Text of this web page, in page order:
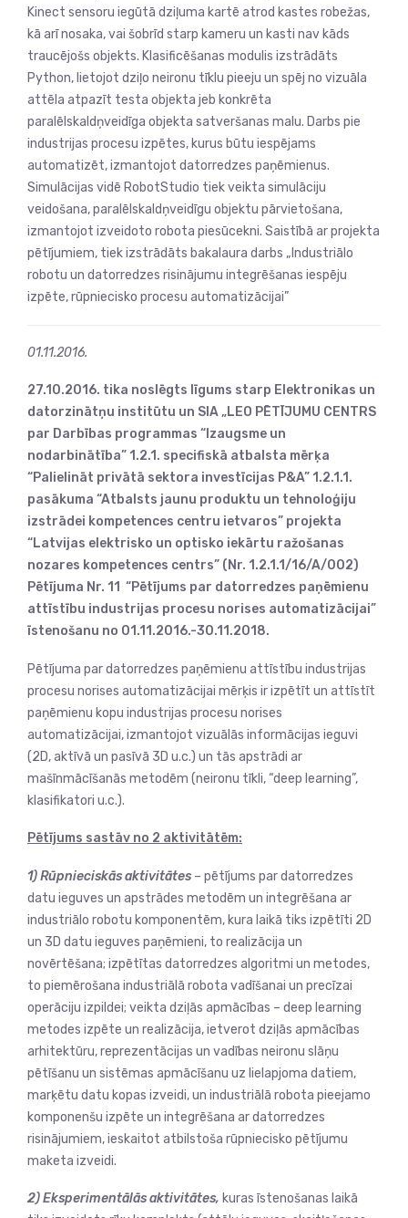
Kinect sensoru iegūtā dziļuma kartē atrod kastes robežas,
kā arī nosaka, vai šobrīd starp kameru un kasti nav kāds
traucējošs objekts. Klasificēšanas modulis izstrādāts
Python, lietojot dziļo neironu tīklu pieeju un spēj no vizuāla
attēla atpazīt testa objekta jeb konkrēta
paralēlskaldņveidīga objekta satveršanas malu. Darbs pie
industrijas procesu izpētes, kurus būtu iespējams
automatizēt, izmantojot datorredzes paņēmienus.
Simulācijas vidē RobotStudio tiek veikta simulāciju
veidošana, paralēlskaldņveidīgu objektu pārvietošana,
izmantojot izveidoto robota piesūcekni. Saistībā ar projekta
pētījumiem, tiek izstrādāts bakalaura darbs „Industriālo
robotu un datorredzes risinājumu integrēšanas iespēju
izpēte, rūpniecisko procesu automatizācijai”
01.11.2016.
27.10.2016. tika noslēgts līgums starp Elektronikas un
datorzinātņu institūtu un SIA „LEO PĒTĪJUMU CENTRS
par Darbības programmas “Izaugsme un
nodarbinātība” 1.2.1. specifiskā atbalsta mērķa
“Palielināt privātā sektora investīcijas P&A” 1.2.1.1.
pasākuma “Atbalsts jaunu produktu un tehnoloģiju
izstrādei kompetences centru ietvaros” projekta
“Latvijas elektrisko un optisko iekārtu ražošanas
nozares kompetences centrs” (Nr. 1.2.1.1/16/A/002)
Pētījuma Nr. 11 “Pētījums par datorredzes paņēmienu
attīstību industrijas procesu norises automatizācijai”
īstenošanu no 01.11.2016.-30.11.2018.
Pētījuma par datorredzes paņēmienu attīstību industrijas
procesu norises automatizācijai mērķis ir izpētīt un attīstīt
paņēmienu kopu industrijas procesu norises
automatizācijai, izmantojot vizuālās informācijas ieguvi
(2D, aktīvā un pasīvā 3D u.c.) un tās apstrādi ar
mašīnmācīšanās metodēm (neironu tīkli, “deep learning”,
klasifikatori u.c.).
Pētījums sastāv no 2 aktivitātēm:
1) Rūpnieciskās aktivitātes – pētījums par datorredzes
datu ieguves un apstrādes metodēm un integrēšana ar
industriālo robotu komponentēm, kura laikā tiks izpētīti 2D
un 3D datu ieguves paņēmieni, to realizācija un
novērtēšana; izpētītas datorredzes algoritmi un metodes,
to piemērošana industriālā robota vadīšanai un precīzai
operāciju izpildei; veikta dziļās apmācības – deep learning
metodes izpēte un realizācija, ietverot dziļās apmācības
arhitektūru, reprezentācijas un vadības neironu slāņu
pētīšanu un sistēmas apmācīšanu uz lielapjoma datiem,
marķētu datu kopas izveidi, un industriālā robota pieejamo
komponenšu izpēte un integrēšana ar datorredzes
risinājumiem, ieskaitot atbilstoša rūpniecisko pētījumu
maketa izveidi.
2) Eksperimentālās aktivitātes, kuras īstenošanas laikā